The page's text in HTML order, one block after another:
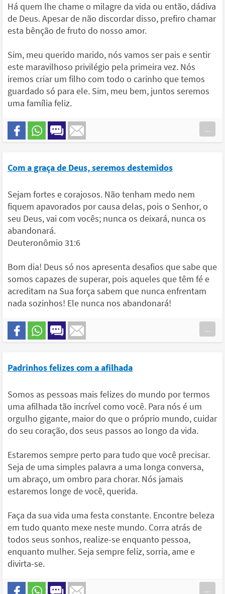
Há quem lhe chame o milagre da vida ou então, dádiva
de Deus. Apesar de não discordar disso, prefiro chamar
esta bênção de fruto do nosso amor.
Sim, meu querido marido, nós vamos ser pais e sentir
este maravilhoso privilégio pela primeira vez. Nós
iremos criar um filho com todo o carinho que temos
guardado só para ele. Sim, meu bem, juntos seremos
uma família feliz.
...
Com a graça de Deus, seremos destemidos
Sejam fortes e corajosos. Não tenham medo nem
fiquem apavorados por causa delas, pois o Senhor, o
seu Deus, vai com vocês; nunca os deixará, nunca os
abandonará.
Deuteronômio 31:6
Bom dia! Deus só nos apresenta desafios que sabe que
somos capazes de superar, pois aqueles que têm fé e
acreditam na Sua força sabem que nunca enfrentam
nada sozinhos! Ele nunca nos abandonará!
...
Padrinhos felizes com a afilhada
Somos as pessoas mais felizes do mundo por termos
uma afilhada tão incrível como você. Para nós é um
orgulho gigante, maior do que o próprio mundo, cuidar
do seu coração, dos seus passos ao longo da vida.
Estaremos sempre perto para tudo que você precisar.
Seja de uma simples palavra a uma longa conversa,
um abraço, um ombro para chorar. Nós jamais
estaremos longe de você, querida.
Faça da sua vida uma festa constante. Encontre beleza
em tudo quanto mexe neste mundo. Corra atrás de
todos seus sonhos, realize-se enquanto pessoa,
enquanto mulher. Seja sempre feliz, sorria, ame e
divirta-se.
...